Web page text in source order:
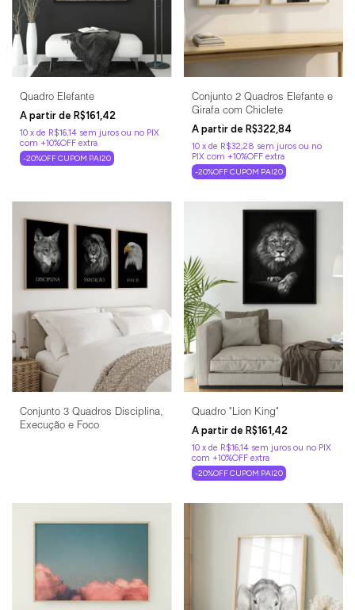
Quadro Elefante
R$161,42
10 x de R$16,14 sem juros
-20%OFF CUPOM PAI20
Conjunto 2 Quadros Elefante e
Girafa com Chiclete
R$322,84
10 x de R$32,28 sem juros
-20%OFF CUPOM PAI20
Conjunto 3 Quadros Disciplina,
Execução e Foco
Quadro "Lion King"
R$161,42
10 x de R$16,14 sem juros
-20%OFF CUPOM PAI20